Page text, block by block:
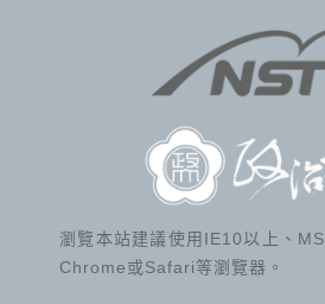
瀏覽本站建議使用IE10以上、
Chrome或Safari等瀏覽器。